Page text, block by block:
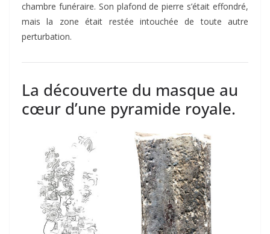
chambre funéraire. Son plafond de pierre s’était effondré,
mais la zone était restée intouchée de toute autre
perturbation.
La découverte du masque au
cœur d’une pyramide royale.